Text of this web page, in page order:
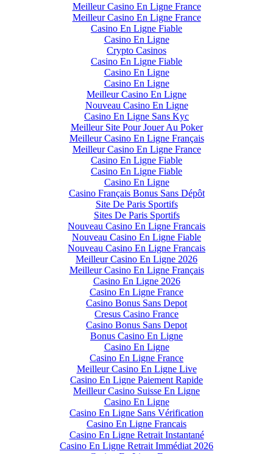
Meilleur Casino En Ligne France
Meilleur Casino En Ligne France
Casino En Ligne Fiable
Casino En Ligne
Crypto Casinos
Casino En Ligne Fiable
Casino En Ligne
Casino En Ligne
Meilleur Casino En Ligne
Nouveau Casino En Ligne
Casino En Ligne Sans Kyc
Meilleur Site Pour Jouer Au Poker
Meilleur Casino En Ligne Français
Meilleur Casino En Ligne France
Casino En Ligne Fiable
Casino En Ligne Fiable
Casino En Ligne
Casino Français Bonus Sans Dépôt
Site De Paris Sportifs
Sites De Paris Sportifs
Nouveau Casino En Ligne Francais
Nouveau Casino En Ligne Fiable
Nouveau Casino En Ligne Francais
Meilleur Casino En Ligne 2026
Meilleur Casino En Ligne Français
Casino En Ligne 2026
Casino En Ligne France
Casino Bonus Sans Depot
Cresus Casino France
Casino Bonus Sans Depot
Bonus Casino En Ligne
Casino En Ligne
Casino En Ligne France
Meilleur Casino En Ligne Live
Casino En Ligne Paiement Rapide
Meilleur Casino Suisse En Ligne
Casino En Ligne
Casino En Ligne Sans Vérification
Casino En Ligne Francais
Casino En Ligne Retrait Instantané
Casino En Ligne Retrait Immédiat 2026